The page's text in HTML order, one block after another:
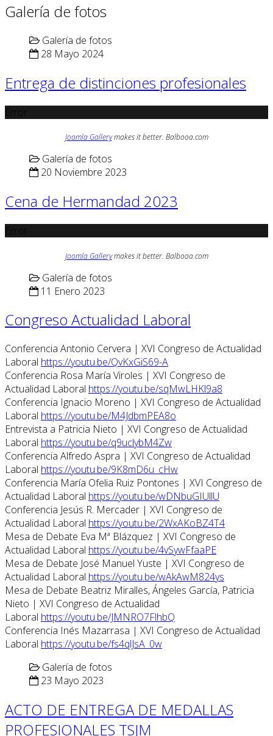
Galería de fotos
Galería de fotos
28 Mayo 2024
Entrega de distinciones profesionales
Joomla Gallerymakes it better. Balbooa.com
Galería de fotos
20 Noviembre 2023
Cena de Hermandad 2023
Joomla Gallerymakes it better. Balbooa.com
Galería de fotos
11 Enero 2023
Congreso Actualidad Laboral
Conferencia Antonio Cervera | XVI Congreso de Actualidad
Laboral https://youtu.be/QvKxGiS69-A
Conferencia Rosa María Viroles | XVI Congreso de
Actualidad Laboral https://youtu.be/sqMwLHKl9a8
Conferencia Ignacio Moreno | XVI Congreso de Actualidad
Laboral https://youtu.be/M4JdbmPEA8o
Entrevista a Patricia Nieto | XVI Congreso de Actualidad
Laboral https://youtu.be/q9uclybM4Zw
Conferencia Alfredo Aspra | XVI Congreso de Actualidad
Laboral https://youtu.be/9K8mD6u_cHw
Conferencia María Ofelia Ruiz Pontones | XVI Congreso de
Actualidad Laboral https://youtu.be/wDNbuGIUllU
Conferencia Jesús R. Mercader | XVI Congreso de
Actualidad Laboral https://youtu.be/2WxAKoBZ4T4
Mesa de Debate Eva Mª Blázquez | XVI Congreso de
Actualidad Laboral https://youtu.be/4vSywFfaaPE
Mesa de Debate José Manuel Yuste | XVI Congreso de
Actualidad Laboral https://youtu.be/wAkAwM824ys
Mesa de Debate Beatriz Miralles, Ángeles García, Patricia
Nieto | XVI Congreso de Actualidad
Laboral https://youtu.be/JMNRO7FlhbQ
Conferencia Inés Mazarrasa | XVI Congreso de Actualidad
Laboral https://youtu.be/fs4qlJsA_0w
Galería de fotos
23 Mayo 2023
ACTO DE ENTREGA DE MEDALLAS
PROFESIONALES TSJM